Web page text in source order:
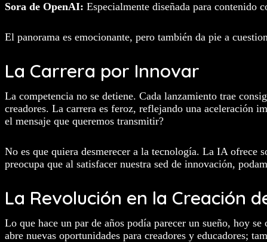
Sora de OpenAI: Especialmente diseñada para contenido
El panorama es emocionante, pero también da pie a
La Carrera por Innovar
La competencia no se detiene. Cada lanzamiento trae
creadores. La carrera es feroz, reflejando una aceleración
el mensaje que queremos transmitir?
No es que quiera desmerecer a la tecnología. La IA ofrece
preocupa que al satisfacer nuestra sed de innovación,
La Revolución en la Creación
Lo que hace un par de años podía parecer un sueño, hoy
abre nuevas oportunidades para creadores y educadores;